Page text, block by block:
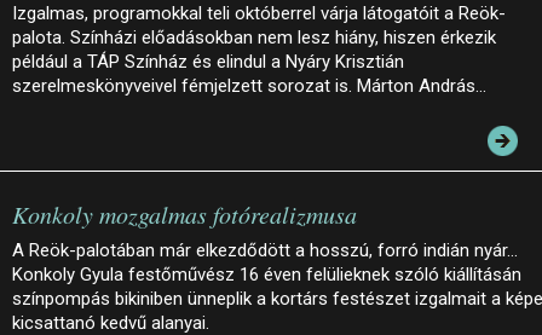
Izgalmas, programokkal teli októberrel várja látogatóit a Reök-
palota. Színházi előadásokban nem lesz hiány, hiszen érkezik
például a TÁP Színház és elindul a Nyáry Krisztián
szerelmeskönyveivel fémjelzett sorozat is. Márton András…
Konkoly mozgalmas fotórealizmusa
A Reök-palotában már elkezdődött a hosszú, forró indián nyár…
Konkoly Gyula festőművész 16 éven felülieknek szóló kiállításán
színpompás bikiniben ünneplik a kortárs festészet izgalmait a
kicsattanó kedvű alanyai.